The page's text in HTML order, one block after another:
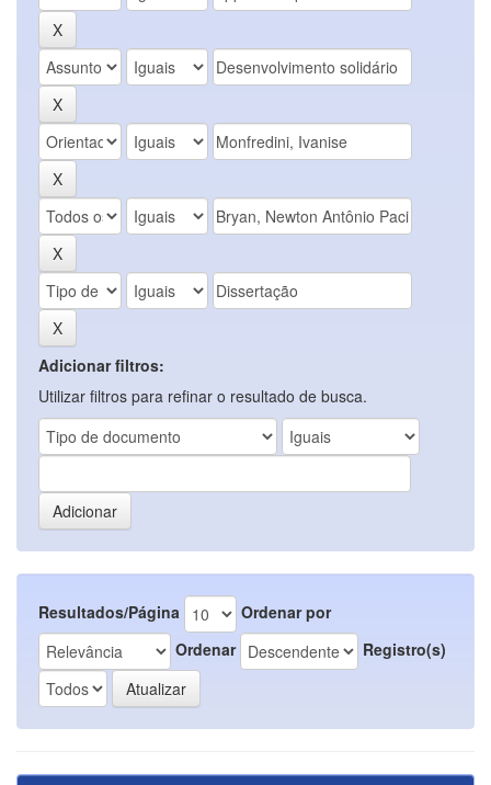
Adicionar filtros:
Utilizar filtros para refinar o resultado de busca.
Resultados/Página
Ordenar por
Ordenar
Registro(s)